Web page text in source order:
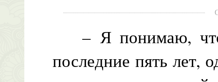
– Я понимаю, что
последние пять лет,